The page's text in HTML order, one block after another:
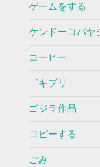
ゲームをする
ケンドーコバヤ
コーヒー
ゴキブリ
ゴジラ作品
コピーする
ごみ